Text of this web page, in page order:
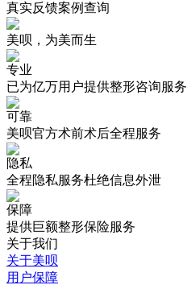
真实反馈案例查询
美呗，为美而生
专业
已为亿万用户提供整形咨询服务
可靠
美呗官方术前术后全程服务
隐私
全程隐私服务杜绝信息外泄
保障
提供巨额整形保险服务
关于我们
关于美呗
用户保障